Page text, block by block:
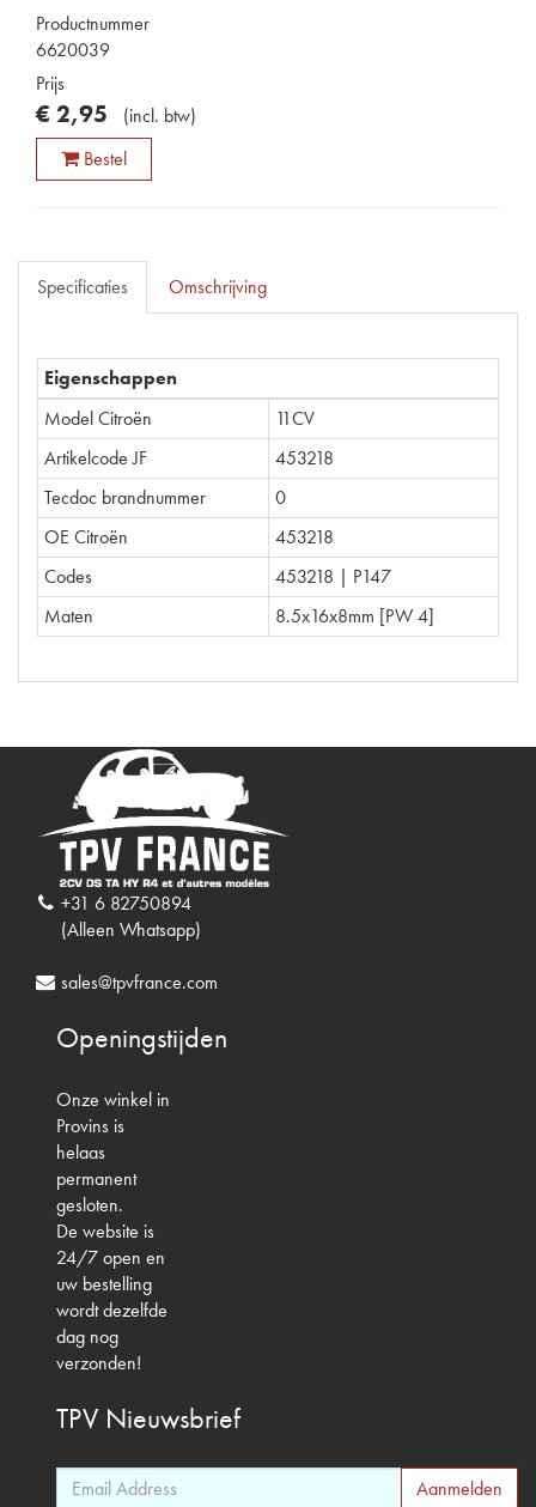
Productnummer
6620039
Prijs
€ 2,95 (incl. btw)
Bestel
Specificaties Omschrijving
Eigenschappen
Model Citroën
11CV
Artikelcode JF
453218
Tecdoc brandnummer
0
OE Citroën
453218
Codes
453218 | P147
Maten
8.5x16x8mm [PW 4]
+31 6 82750894
(Alleen Whatsapp)
sales@tpvfrance.com
Openingstijden
Onze winkel in
Provins is
helaas
permanent
gesloten.
De website is
24/7 open en
uw bestelling
wordt dezelfde
dag nog
verzonden!
TPV Nieuwsbrief